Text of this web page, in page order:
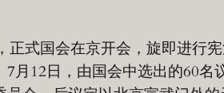
正式国会在京开会，旋即进行
7月12日，由国会中选出的60名